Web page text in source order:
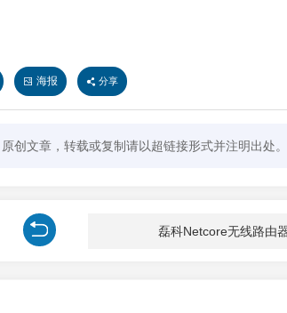
海报 分享
原创文章，转载或复制请以超链接形式并注明出处。
磊科Netcore无线路由